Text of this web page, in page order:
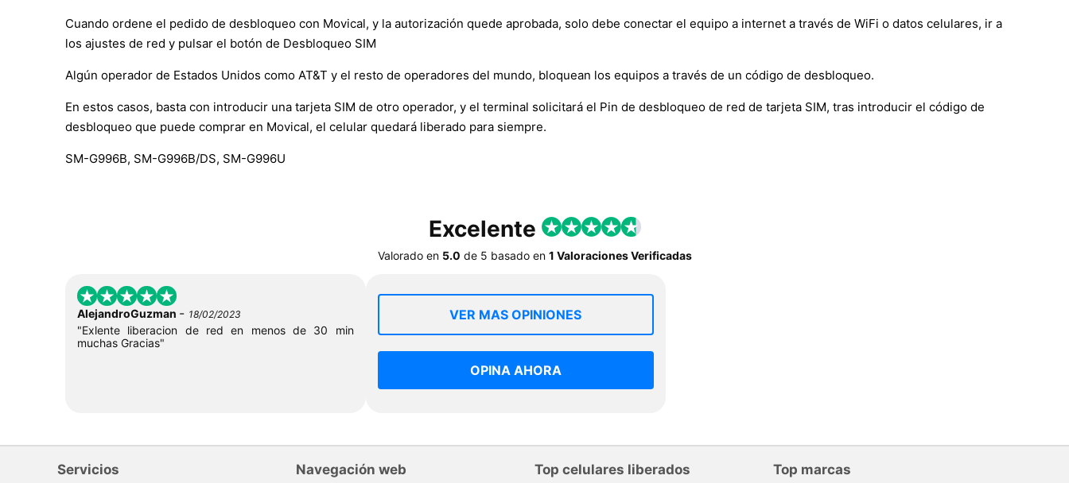
Cuando ordene el pedido de desbloqueo con Movical, y la autorización quede aprobada, solo debe conectar el equipo a internet a través de WiFi o datos celulares, ir a
los ajustes de red y pulsar el botón de Desbloqueo SIM
Algún operador de Estados Unidos como AT&T y el resto de operadores del mundo, bloquean los equipos a través de un código de desbloqueo.
En estos casos, basta con introducir una tarjeta SIM de otro operador, y el terminal solicitará el Pin de desbloqueo de red de tarjeta SIM, tras introducir el código de
desbloqueo que puede comprar en Movical, el celular quedará liberado para siempre.
SM-G996B, SM-G996B/DS, SM-G996U
Excelente
Valorado en 5.0 de 5 basado en 1 Valoraciones Verificadas
AlejandroGuzman - 18/02/2023
"Exlente liberacion de red en menos de 30 min
muchas Gracias"
VER MAS OPINIONES
OPINA AHORA
Servicios Navegación web Top celulares liberados Top marcas